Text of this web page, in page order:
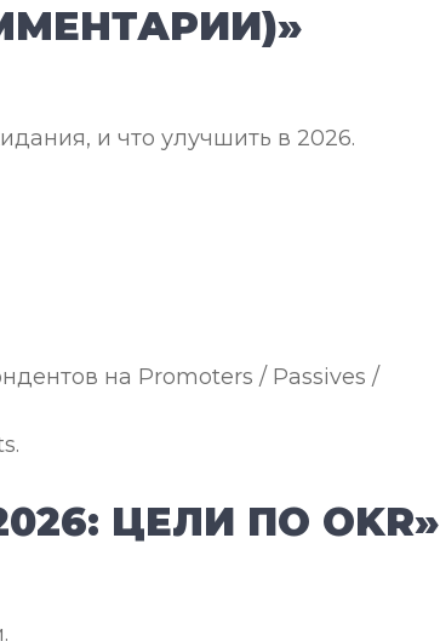
и что улучшить в 2026.
на Promoters / Passives /
ЦЕЛИ ПО OKR»